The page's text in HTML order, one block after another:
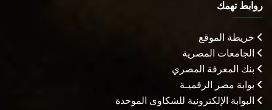
روابط تهمك
خريطة الموقع
الجامعات المصرية
بنك المعرفة المصري
بوابة مصر الرقميـة
البوابة الإلكترونية للشكاوى الموحدة